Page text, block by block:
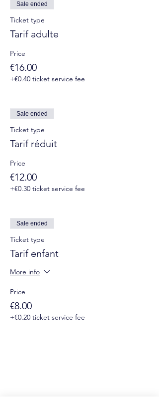
Sale ended
Ticket type
Tarif adulte
Price
€16.00
+€0.40 ticket service fee
Sale ended
Ticket type
Tarif réduit
Price
€12.00
+€0.30 ticket service fee
Sale ended
Ticket type
Tarif enfant
More info
Price
€8.00
+€0.20 ticket service fee